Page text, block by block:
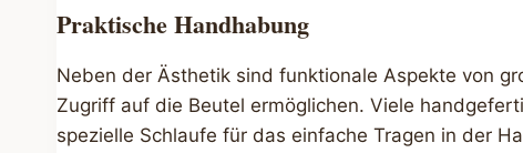
Praktische Handhabung
Neben der Ästhetik sind funktionale Aspekte von
Zugriff auf die Beutel ermöglichen. Viele
spezielle Schlaufe für das einfache Tragen in der